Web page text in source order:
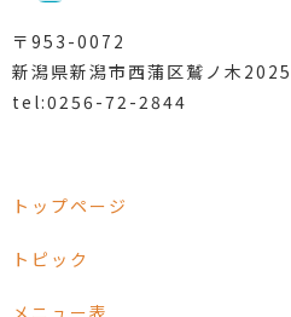
〒953-0072
新潟県新潟市西蒲区鷲ノ木
tel:0256-72-2844
トップページ
トピック
メニュー表